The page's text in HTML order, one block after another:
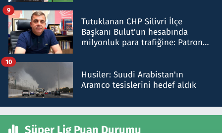
Tutuklanan CHP Silivri İlçe
Başkanı Bulut'un hesabında
milyonluk para trafiğine: Patron
9
Husiler: Suudi Arabistan'ın
Aramco tesislerini hedef aldık
10
Süper Lig Puan Durumu